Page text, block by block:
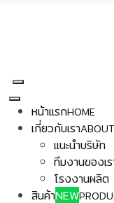
หน้าแรกHOME
เกี่ยวกับเรา
แนะนำบริษัท
ทีมงานของเ
โรงงานผลิต
สินค้าNEW